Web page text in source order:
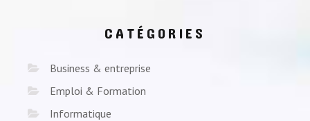
CATÉGORIES
Business & entreprise
Emploi & Formation
Informatique